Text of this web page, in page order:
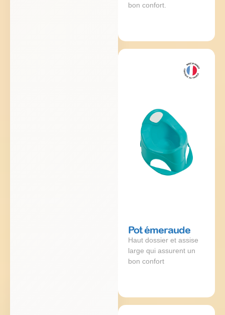
bon confort.
Pot émeraude
Haut dossier et assise
large qui assurent un
bon confort